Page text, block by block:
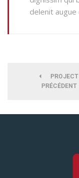
delenit
PROJECT
PRÉCÉDENT